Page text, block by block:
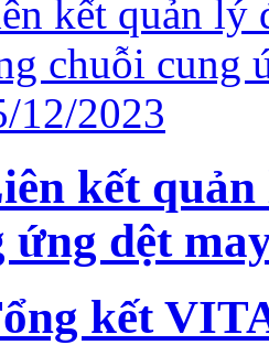
kết
ứng dệt
kết